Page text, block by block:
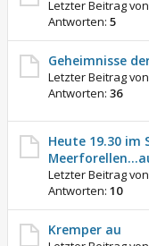
Letzter Beitrag von
Antworten: 5
Geheimnisse
Letzter Beitrag von
Antworten: 36
Heute 19.30 im
Letzter Beitrag von
Antworten: 10
Kremper au